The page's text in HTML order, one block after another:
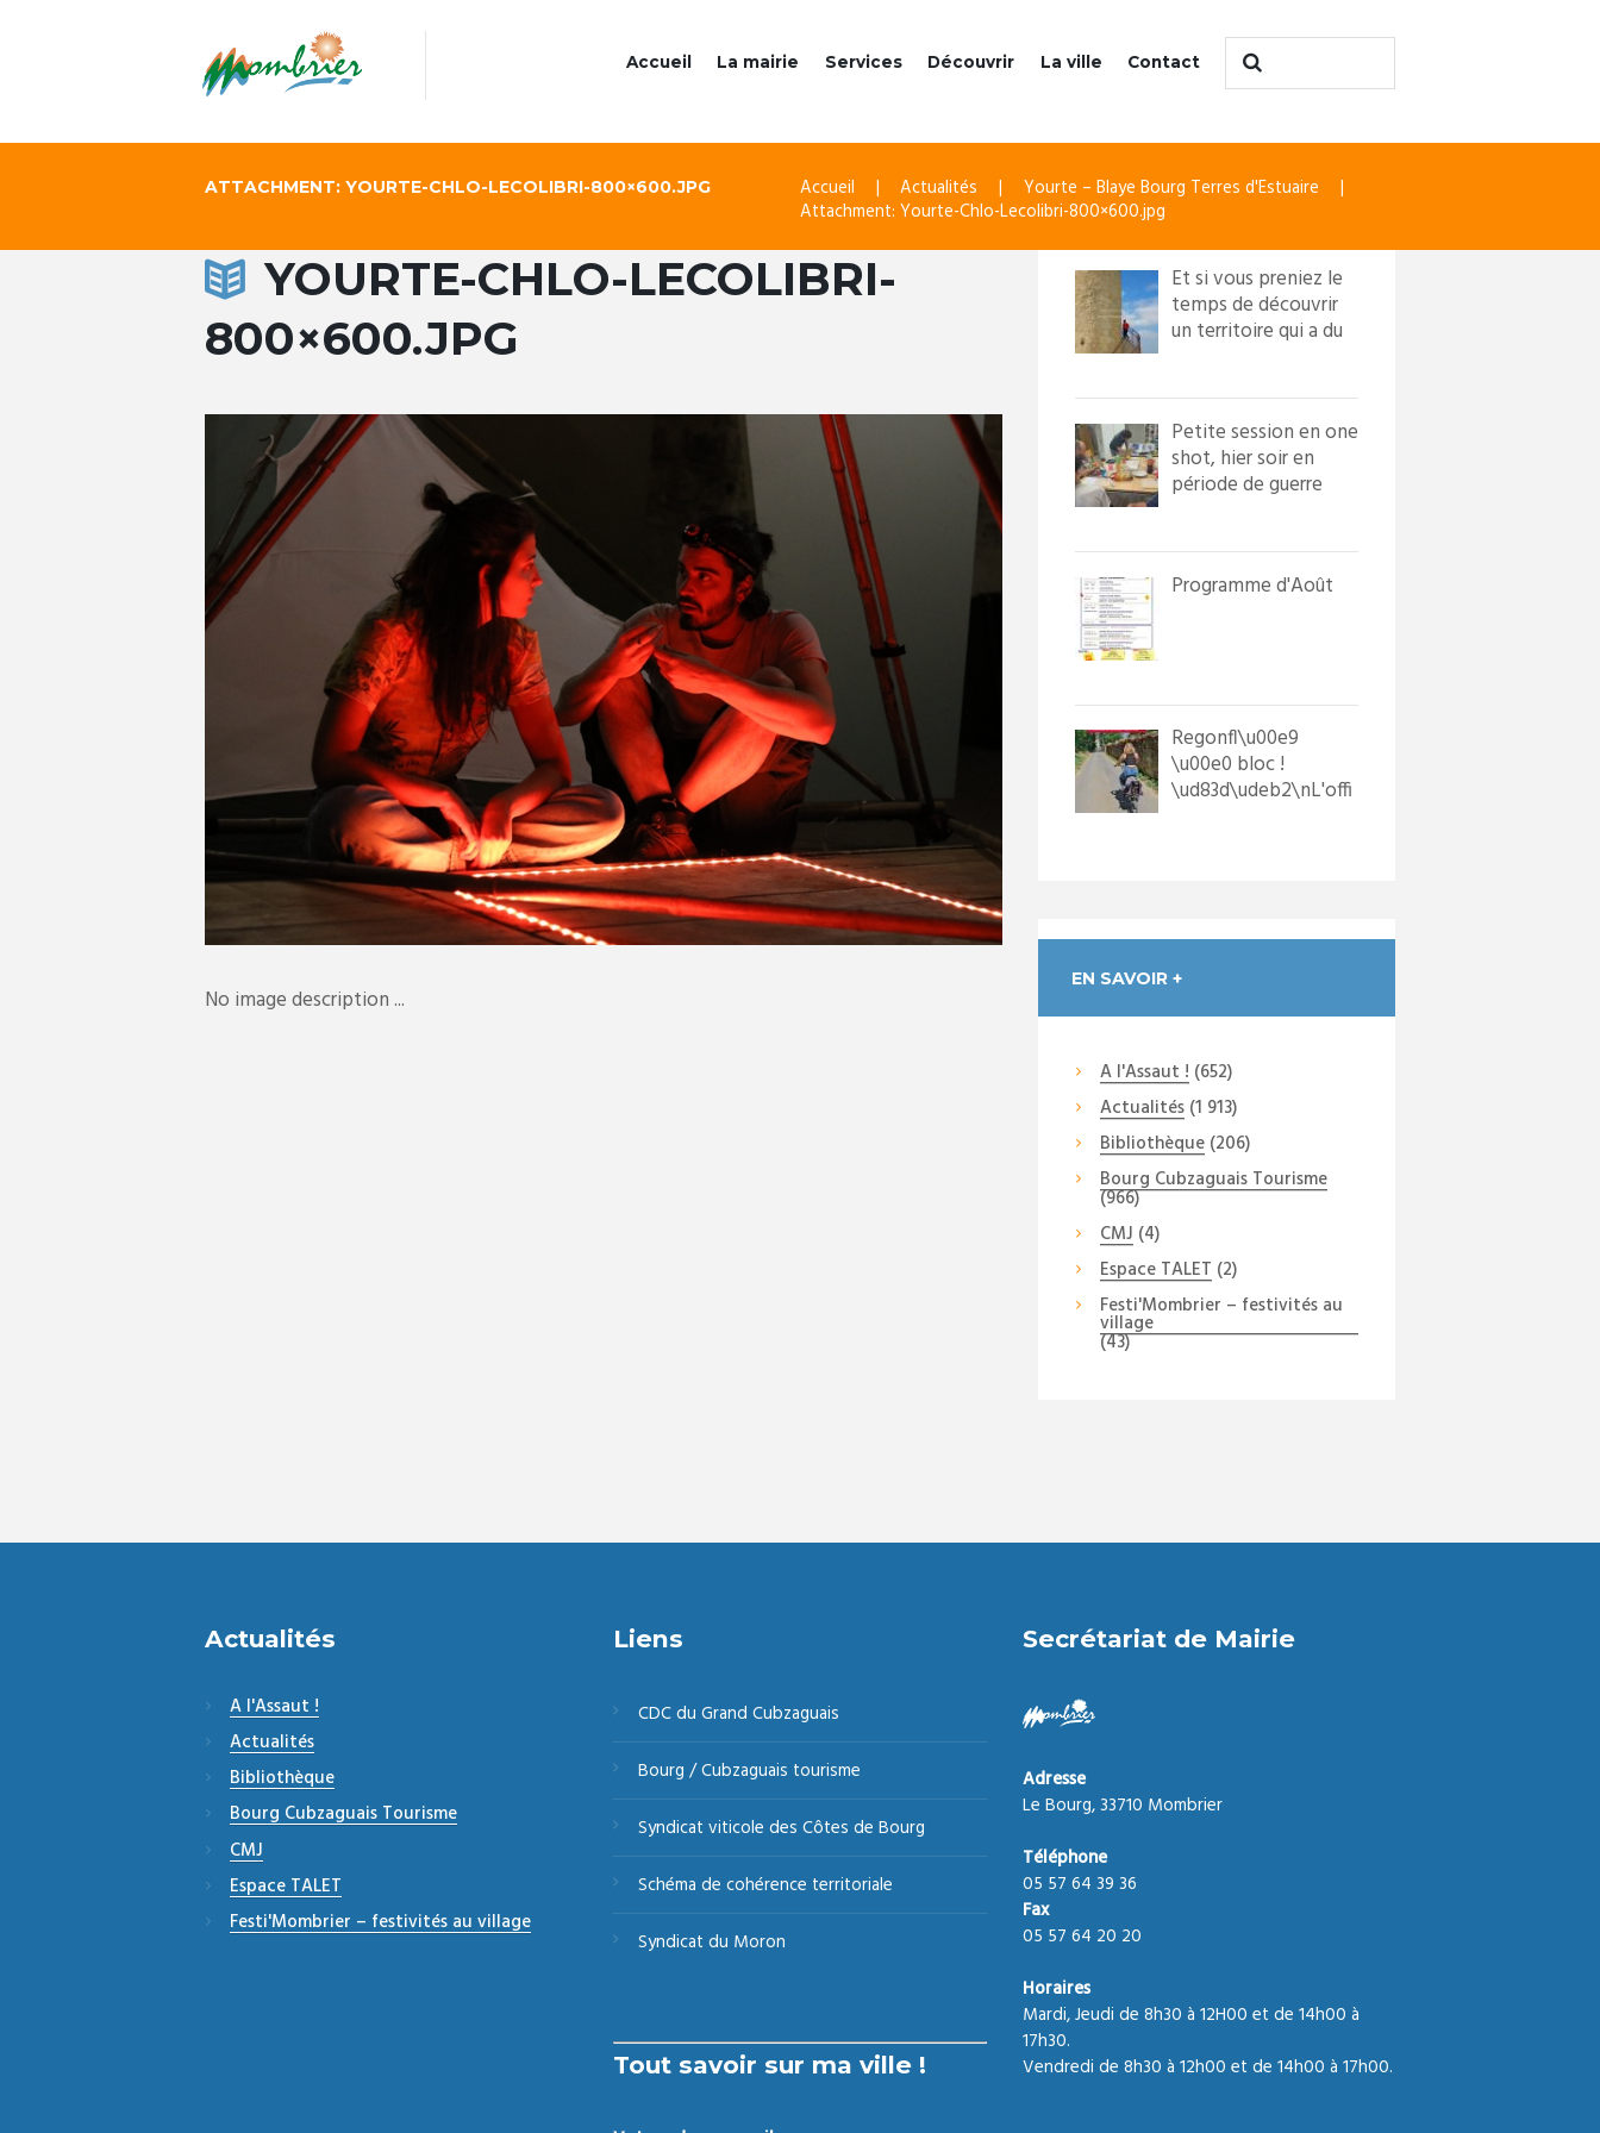
Accueil La mairie Services Découvrir La ville Contact
ATTACHMENT: YOURTE-CHLO-LECOLIBRI-800×600.JPG Accueil Actualités
Yourte – Blaye Bourg Terres d'Estuaire
Attachment: Yourte-Chlo-Lecolibri-800×600.jpg
YOURTE-CHLO-LECOLIBRI-
800×600.JPG
No image description ...
Et si vous preniez le
temps de découvrir
un territoire qui a du
Petite session en one
shot, hier soir en
période de guerre
Programme d'Août
Regonfl\u00e9
\u00e0 bloc !
\ud83d\udeb2\nL'offi
EN SAVOIR +
A l'Assaut ! (652)
Actualités(1 913)
Bibliothèque(206)
Bourg Cubzaguais Tourisme
(966)
CMJ (4)
Espace TALET (2)
Festi'Mombrier – festivités au
village
(43)
Actualités
A l'Assaut !
Actualités
Bibliothèque
Bourg Cubzaguais Tourisme
CMJ
Espace TALET
Festi'Mombrier – festivités au village
Liens
CDC du Grand Cubzaguais
Bourg / Cubzaguais tourisme
Syndicat viticole des Côtes de Bourg
Schéma de cohérence territoriale
Syndicat du Moron
Tout savoir sur ma ville !
Secrétariat de Mairie
Adresse
Le Bourg, 33710 Mombrier
Téléphone
05 57 64 39 36
Fax
05 57 64 20 20
Horaires
Mardi, Jeudi de 8h30 à 12H00 et de 14h00 à
17h30.
Vendredi de 8h30 à 12h00 et de 14h00 à 17h00.